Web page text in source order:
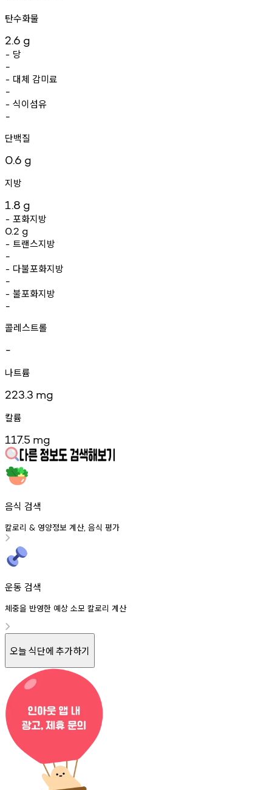
탄수화물
2.6 g
- 당
-
- 대체 감미료
-
- 식이섬유
-
단백질
0.6 g
지방
1.8 g
- 포화지방
0.2 g
- 트랜스지방
-
- 다불포화지방
-
- 불포화지방
-
콜레스트롤
-
나트륨
223.3 mg
칼륨
117.5 mg
음식 검색
칼로리 & 영양정보 계산, 음식 평가
운동 검색
체중을 반영한 예상 소모 칼로리 계산
오늘 식단에 추가하기